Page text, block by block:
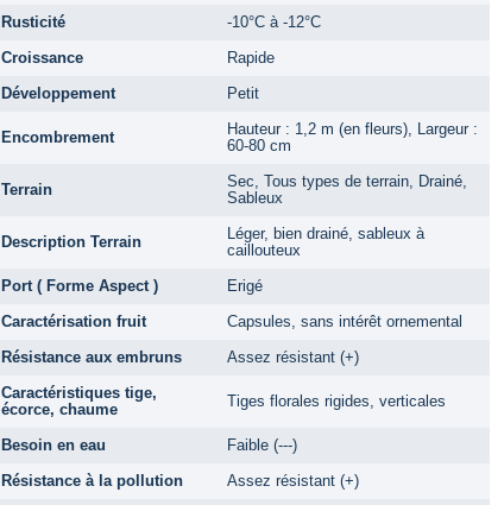
Rusticité
-10°C à -12°C
Croissance
Rapide
Développement
Petit
Encombrement
Hauteur : 1,2 m (en fleurs), Largeur :
60-80 cm
Terrain
Sec, Tous types de terrain, Drainé,
Sableux
Description Terrain
Léger, bien drainé, sableux à
caillouteux
Port ( Forme Aspect )
Erigé
Caractérisation fruit
Capsules, sans intérêt ornemental
Résistance aux embruns
Assez résistant (+)
Caractéristiques tige,
écorce, chaume
Tiges florales rigides, verticales
Besoin en eau
Faible (---)
Résistance à la pollution
Assez résistant (+)